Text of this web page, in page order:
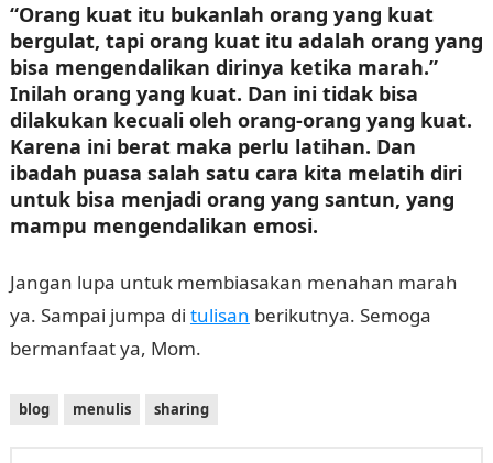
“Orang kuat itu bukanlah orang yang kuat
bergulat, tapi orang kuat itu adalah orang yang
bisa mengendalikan dirinya ketika marah.”
Inilah orang yang kuat. Dan ini tidak bisa
dilakukan kecuali oleh orang-orang yang kuat.
Karena ini berat maka perlu latihan. Dan
ibadah puasa salah satu cara kita melatih diri
untuk bisa menjadi orang yang santun, yang
mampu mengendalikan emosi.
Jangan lupa untuk membiasakan menahan marah
ya. Sampai jumpa di tulisan berikutnya. Semoga
bermanfaat ya, Mom.
blog menulis sharing